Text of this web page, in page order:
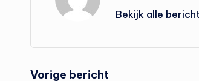
Bekijk alle
Vorige bericht